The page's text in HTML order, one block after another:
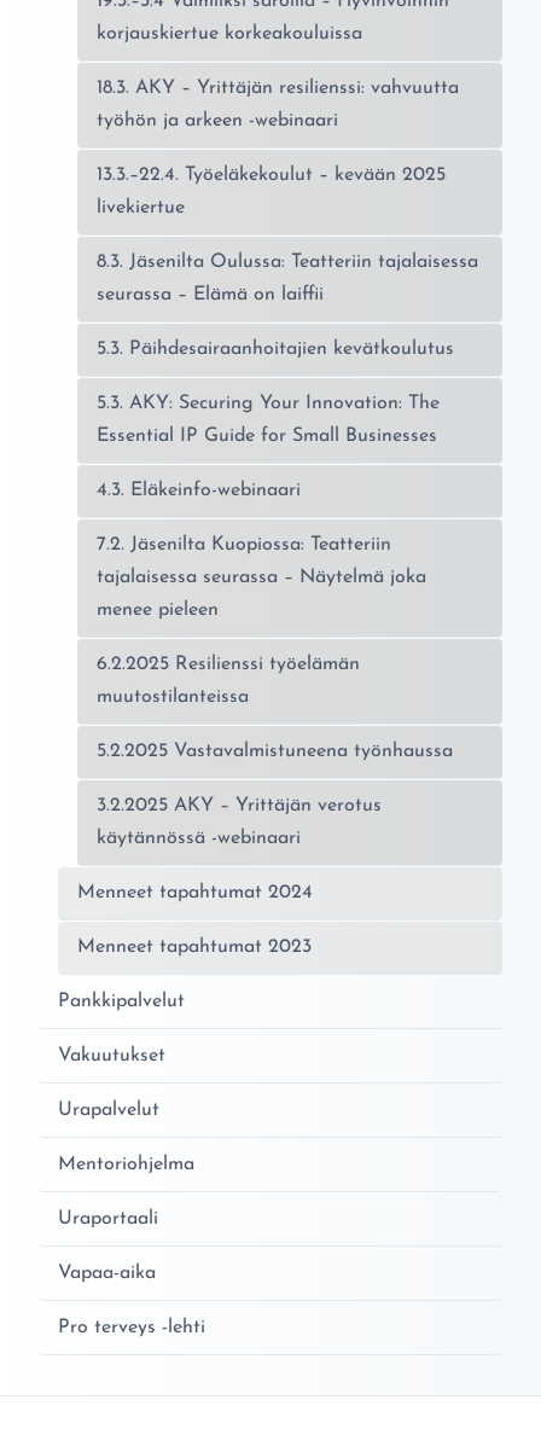
korjauskiertue korkeakouluissa
18.3. AKY – Yrittäjän resilienssi: vahvuutta
työhön ja arkeen -webinaari
13.3.–22.4. Työeläkekoulut – kevään 2025
livekiertue
8.3. Jäsenilta Oulussa: Teatteriin tajalaisessa
seurassa – Elämä on laiffii
5.3. Päihdesairaanhoitajien kevätkoulutus
5.3. AKY: Securing Your Innovation: The
Essential IP Guide for Small Businesses
4.3. Eläkeinfo-webinaari
7.2. Jäsenilta Kuopiossa: Teatteriin
tajalaisessa seurassa – Näytelmä joka
menee pieleen
6.2.2025 Resilienssi työelämän
muutostilanteissa
5.2.2025 Vastavalmistuneena työnhaussa
3.2.2025 AKY – Yrittäjän verotus
käytännössä -webinaari
Menneet tapahtumat 2024
Menneet tapahtumat 2023
Pankkipalvelut
Vakuutukset
Urapalvelut
Mentoriohjelma
Uraportaali
Vapaa-aika
Pro terveys -lehti